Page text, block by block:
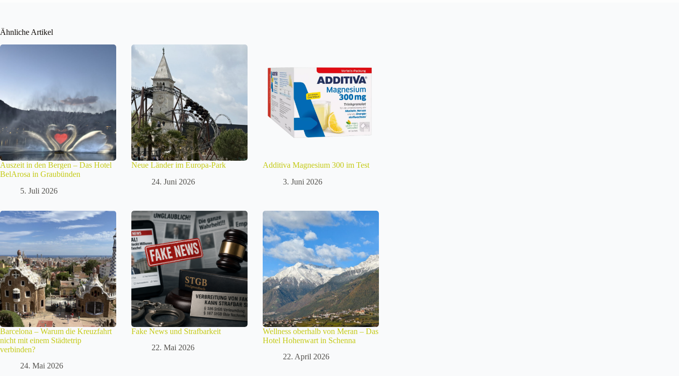
Ähnliche Artikel
Auszeit in den Bergen – Das Hotel
BelArosa in Graubünden
5. Juli 2026
Neue Länder im Europa-Park
24. Juni 2026
Additiva Magnesium 300 im Test
3. Juni 2026
Barcelona – Warum die Kreuzfahrt
nicht mit einem Städtetrip
verbinden?
24. Mai 2026
Fake News und Strafbarkeit
22. Mai 2026
Wellness oberhalb von Meran – Das
Hotel Hohenwart in Schenna
22. April 2026